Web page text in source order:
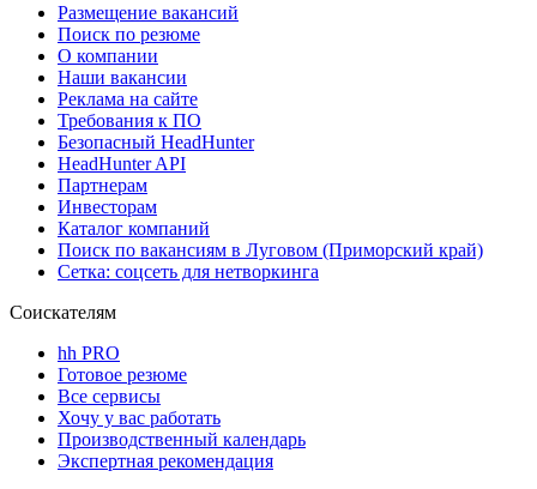
Размещение вакансий
Поиск по резюме
О компании
Наши вакансии
Реклама на сайте
Требования к ПО
Безопасный HeadHunter
HeadHunter API
Партнерам
Инвесторам
Каталог компаний
Поиск по вакансиям в Луговом (Приморский край)
Сетка: соцсеть для нетворкинга
Соискателям
hh PRO
Готовое резюме
Все сервисы
Хочу у вас работать
Производственный календарь
Экспертная рекомендация